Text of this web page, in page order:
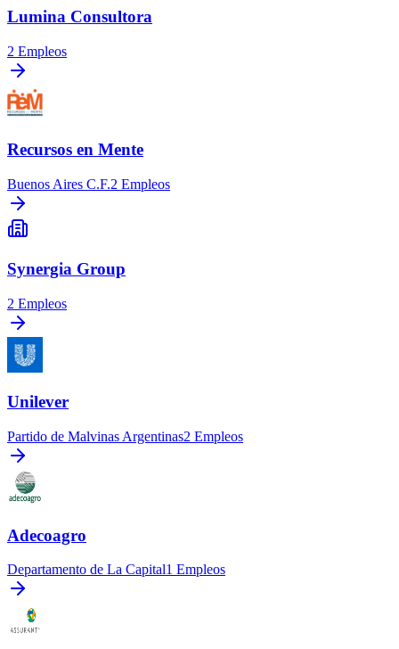
Lumina Consultora
2 Empleos
Recursos en Mente
Buenos Aires C.F.2 Empleos
Synergia Group
2 Empleos
Unilever
Partido de Malvinas Argentinas2 Empleos
Adecoagro
Departamento de La Capital1 Empleos